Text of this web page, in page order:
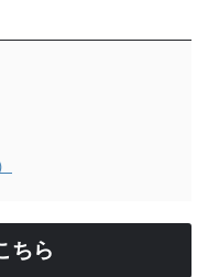
ちら